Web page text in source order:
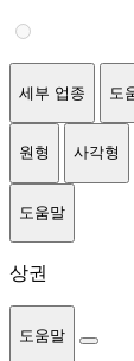
세부 업종 도
원형 사각형
도움말
상권
도움말